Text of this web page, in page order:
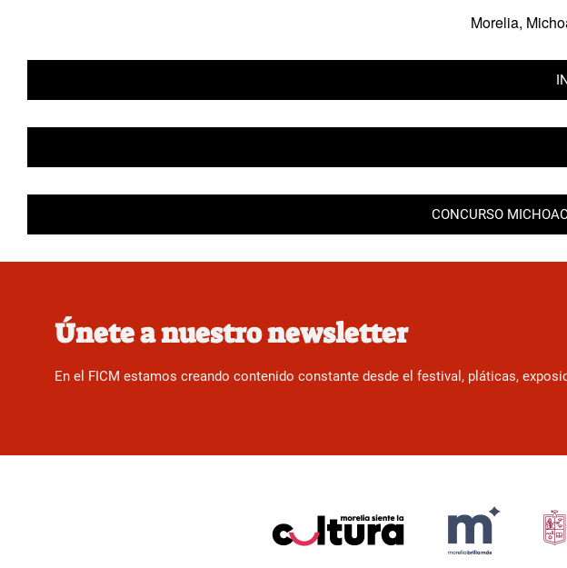
Morelia,
CONCURSO
Únete a nuestro newsletter
En el FICM estamos creando contenido constante desde el festival, pláticas,